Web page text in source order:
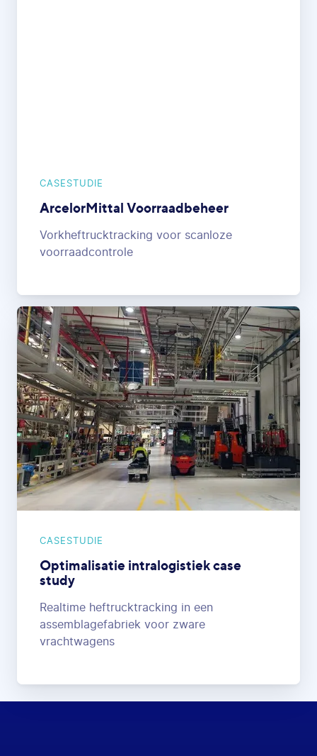
CASESTUDIE
ArcelorMittal Voorraadbeheer
Vorkheftrucktracking voor scanloze
voorraadcontrole
CASESTUDIE
Optimalisatie intralogistiek case
study
Realtime heftrucktracking in een
assemblagefabriek voor zware
vrachtwagens